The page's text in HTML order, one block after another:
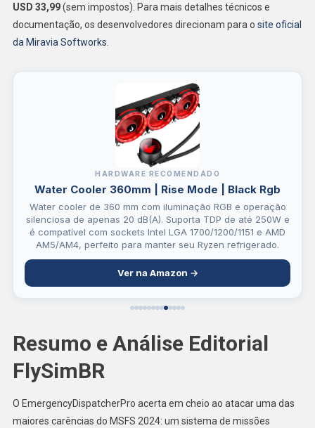
USD 33,99(sem impostos). Para mais detalhes técnicos e
documentação, os desenvolvedores direcionam para o site oficial
da Miravia Softworks
HARDWARE RECOMENDADO
Water Cooler 360mm | Rise Mode | Black Rgb
Water cooler de 360 mm com iluminação RGB e operação
silenciosa de apenas 20 dB(A). Suporta TDP de até 250W e
é compatível com sockets Intel LGA 1700/1200/1151 e AMD
AM5/AM4, perfeito para manter seu Ryzen refrigerado.
Ver na Amazon →
Resumo e Análise Editorial
FlySimBR
O EmergencyDispatcherPro acerta em cheio ao atacar uma das
maiores carências do MSFS 2024: um sistema de missões